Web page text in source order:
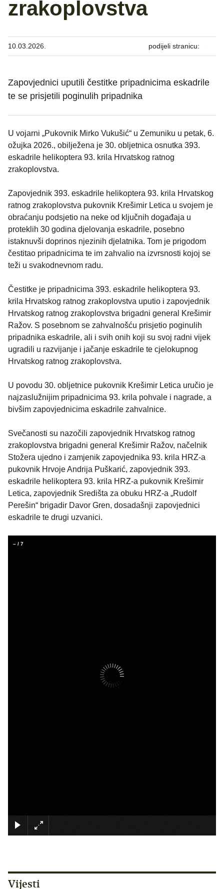
zrakoplovstva
10.03.2026. podijeli stranicu:
Zapovjednici uputili čestitke pripadnicima eskadrile
te se prisjetili poginulih pripadnika
U vojarni „Pukovnik Mirko Vukušić“ u Zemuniku u petak, 6.
ožujka 2026., obilježena je 30. obljetnica osnutka 393.
eskadrile helikoptera 93. krila Hrvatskog ratnog
zrakoplovstva.
Zapovjednik 393. eskadrile helikoptera 93. krila Hrvatskog
ratnog zrakoplovstva pukovnik Krešimir Letica u svojem je
obraćanju podsjetio na neke od ključnih događaja u
proteklih 30 godina djelovanja eskadrile, posebno
istaknuvši doprinos njezinih djelatnika. Tom je prigodom
čestitao pripadnicima te im zahvalio na izvrsnosti kojoj se
teži u svakodnevnom radu.
Čestitke je pripadnicima 393. eskadrile helikoptera 93.
krila Hrvatskog ratnog zrakoplovstva uputio i zapovjednik
Hrvatskog ratnog zrakoplovstva brigadni general Krešimir
Ražov. S posebnom se zahvalnošću prisjetio poginulih
pripadnika eskadrile, ali i svih onih koji su svoj radni vijek
ugradili u razvijanje i jačanje eskadrile te cjelokupnog
Hrvatskog ratnog zrakoplovstva.
U povodu 30. obljetnice pukovnik Krešimir Letica uručio je
najzaslužnijim pripadnicima 93. krila pohvale i nagrade, a
bivšim zapovjednicima eskadrile zahvalnice.
Svečanosti su nazočili zapovjednik Hrvatskog ratnog
zrakoplovstva brigadni general Krešimir Ražov, načelnik
Stožera ujedno i zamjenik zapovjednika 93. krila HRZ-a
pukovnik Hrvoje Andrija Puškarić, zapovjednik 393.
eskadrile helikoptera 93. krila HRZ-a pukovnik Krešimir
Letica, zapovjednik Središta za obuku HRZ-a „Rudolf
Perešin“ brigadir Davor Gren, dosadašnji zapovjednici
eskadrile te drugi uzvanici.
– / 7
Vijesti